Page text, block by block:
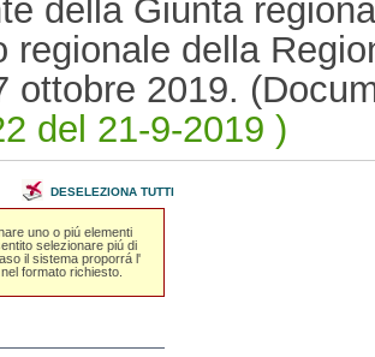
della Giunta
regionale della
ottobre 2019.
del 21-9-2019 )
DESELEZIONA TUTTI
uno o piú elementi
selezionare piú di
il sistema proporrá l'
formato richiesto.